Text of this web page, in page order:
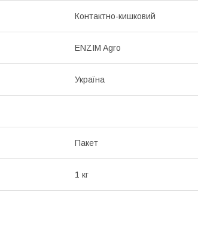
Контактно-кишковий
ENZIM Agro
Україна
Пакет
1 кг